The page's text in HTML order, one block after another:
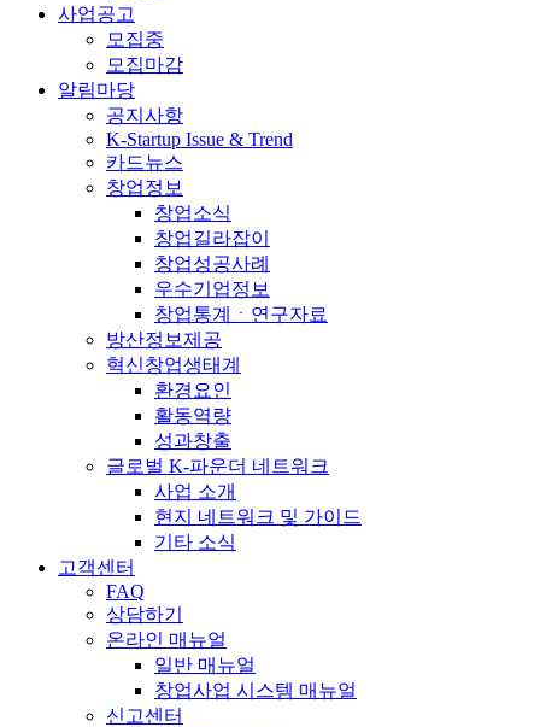
사업공고
모집중
모집마감
알림마당
공지사항
K-Startup Issue & Trend
카드뉴스
창업정보
창업소식
창업길라잡이
창업성공사례
우수기업정보
창업통계ㆍ연구자료
방산정보제공
혁신창업생태계
환경요인
활동역량
성과창출
글로벌 K-파운더 네트워크
사업 소개
현지 네트워크 및 가이드
기타 소식
고객센터
FAQ
상담하기
온라인 매뉴얼
일반 매뉴얼
창업사업 시스템 매뉴얼
신고센터